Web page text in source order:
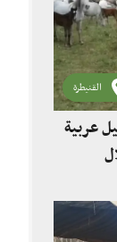
القنيطرة
عربية